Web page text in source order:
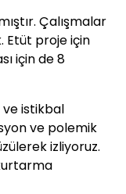
Çalışmalar
Etüt proje için
için de 8
ve istikbal
ve polemik
izliyoruz.